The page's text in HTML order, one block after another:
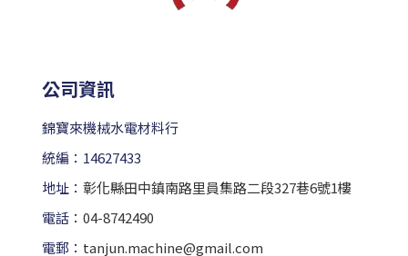
公司資訊
錦寶來機械水電材料行
統編：14627433
地址： 彰化縣田中鎮南路里員集路二段327巷6號1樓
電話： 04-8742490
電郵： tanjun.machine@gmail.com